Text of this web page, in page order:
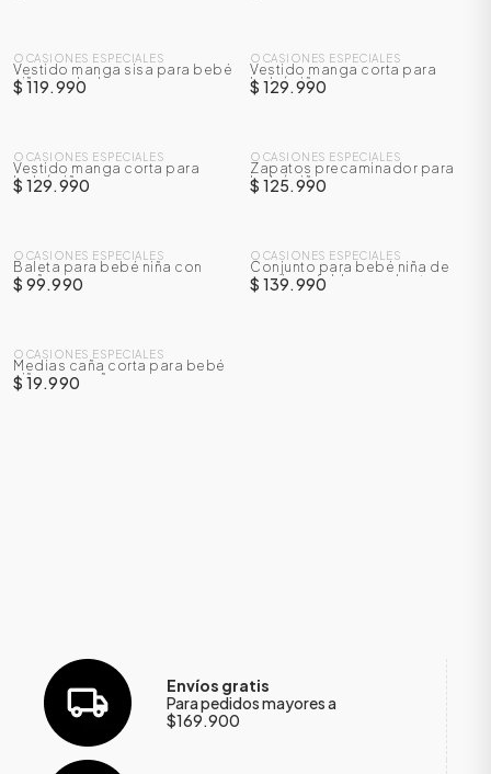
OCASIONES ESPECIALES
Vestido manga sisa para bebé
niña con boleros
$ 119.990
OCASIONES ESPECIALES
Vestido manga corta para
bebé niña
$ 129.990
OCASIONES ESPECIALES
Vestido manga corta para
bebé niña
$ 129.990
OCASIONES ESPECIALES
Zapatos precaminador para
bebé niña con correas en
velcro
$ 125.990
OCASIONES ESPECIALES
Baleta para bebé niña con
moño
$ 99.990
OCASIONES ESPECIALES
Conjunto para bebé niña de
camisa + falda con short
$ 139.990
OCASIONES ESPECIALES
Medias caña corta para bebé
niña con moño
$ 19.990
Envíos gratis
Para pedidos mayores a
$169.900